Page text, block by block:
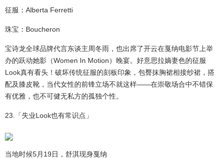
征服：Alberta Ferretti
珠宝：Boucheron
宝诗龙全球品牌代言东谈主周冬雨，也出席了开云在戛纳电影节上举
办的跃动她影（Women In Motion）晚宴。好意思拉嫡妻色的征服
Look真有看头！破坏传统征服的刻板印象，包臀抹胸裙相接纱裙，搭
配及膝皮靴，当代女性的前锋立场不就这样——在崇敬场合中不错保
有优雅，也不可健无私方的孤独个性。
23.「失业Look也有常识点」
当地时候5月19日，舒淇现身戛纳